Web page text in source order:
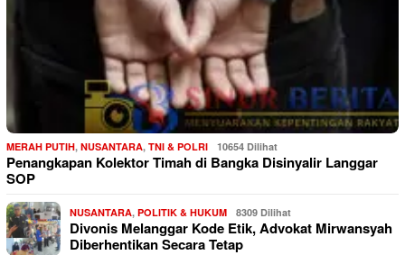
MERAH PUTIH, NUSANTARA, TNI & POLRI 10654 Dilihat
Penangkapan Kolektor Timah di Bangka Disinyalir Langgar
SOP
NUSANTARA, POLITIK & HUKUM 8309 Dilihat
Divonis Melanggar Kode Etik, Advokat Mirwansyah
Diberhentikan Secara Tetap